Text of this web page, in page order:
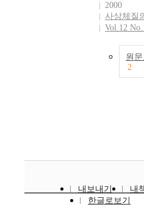
2000
사상체질
Vol.12
원
2
내보내기
내
한글로보기